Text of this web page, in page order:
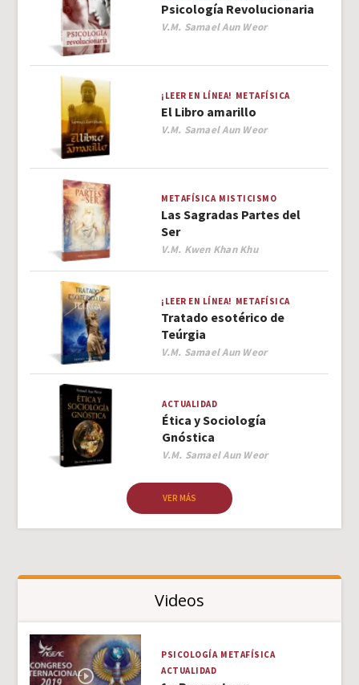
Psicología Revolucionaria
Author
V.M. Samael Aun Weor
¡LEER EN LÍNEA! METAFÍSICA
El Libro amarillo
Author
V.M. Samael Aun Weor
METAFÍSICA MISTICISMO
Las Sagradas Partes del
Ser
Author
V.M. Kwen Khan Khu
¡LEER EN LÍNEA! METAFÍSICA
Tratado esotérico de
Teúrgia
Author
V.M. Samael Aun Weor
ACTUALIDAD
Ética y Sociología
Gnóstica
Author
V.M. Samael Aun Weor
VER MÁS
Videos
PSICOLOGÍA METAFÍSICA
ACTUALIDAD